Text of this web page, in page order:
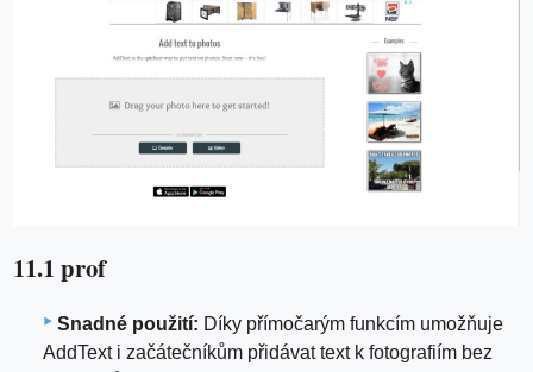
11.1 prof
Snadné použití: Díky přímočarým funkcím umožňuje
AddText i začátečníkům přidávat text k fotografiím bez